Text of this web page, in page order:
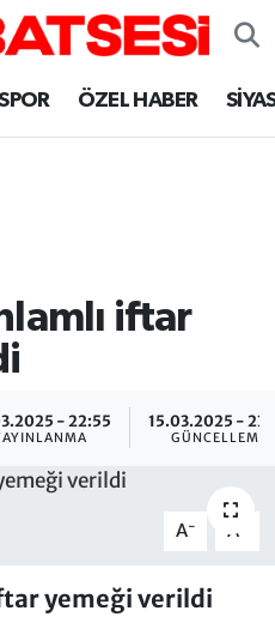
ÖZEL HABER
iftar
- 22:55 15.03.2025 -
GÜNCELLEME
A- A
yemeği verildi
Haritası
ve Fikstür